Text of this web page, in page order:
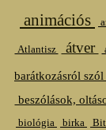
animációs
Atlantisz átver
barátkozásról szól
beszólások,
biológia
birka